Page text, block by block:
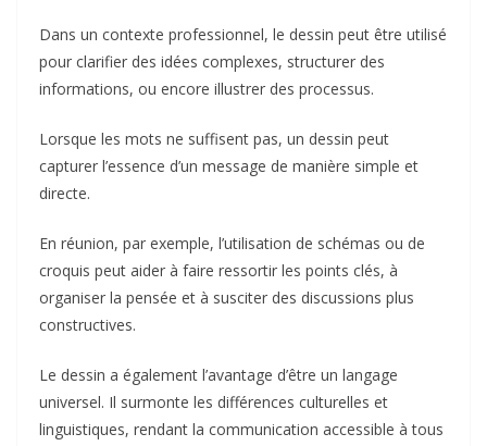
Dans un contexte professionnel, le dessin peut être utilisé
pour clarifier des idées complexes, structurer des
informations, ou encore illustrer des processus.
Lorsque les mots ne suffisent pas, un dessin peut
capturer l’essence d’un message de manière simple et
directe.
En réunion, par exemple, l’utilisation de schémas ou de
croquis peut aider à faire ressortir les points clés, à
organiser la pensée et à susciter des discussions plus
constructives.
Le dessin a également l’avantage d’être un langage
universel. Il surmonte les différences culturelles et
linguistiques, rendant la communication accessible à tous